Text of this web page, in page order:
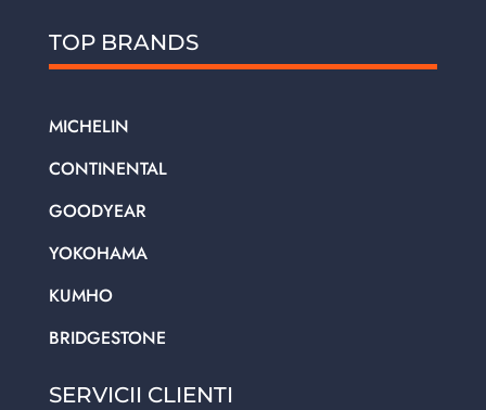
TOP BRANDS
MICHELIN
CONTINENTAL
GOODYEAR
YOKOHAMA
KUMHO
BRIDGESTONE
SERVICII CLIENTI